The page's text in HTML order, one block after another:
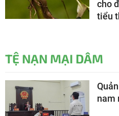
cho
tiểu
TỆ NẠN MẠI DÂM
nam